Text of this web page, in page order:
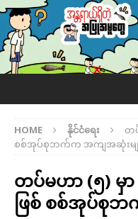
HOME နိုင်ငံရေး
တ
စစ်အုပ်စုဘက်က အကျအဆုံးမျ
တပ်မ​ဟာ (၅)
ဖြစ် စစ်အုပ်စု